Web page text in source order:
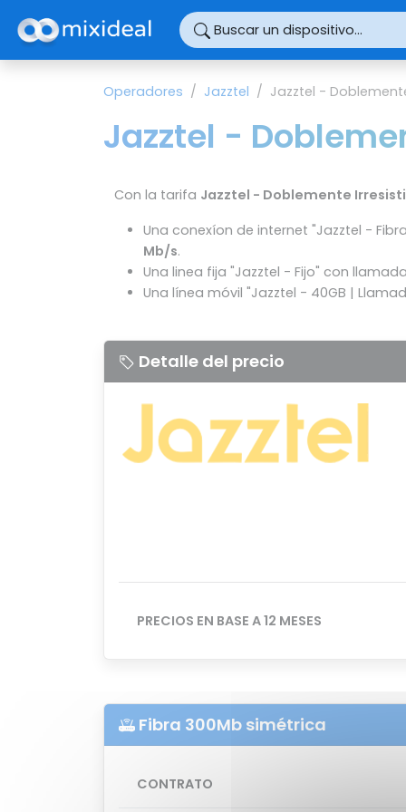
Buscar un dispositivo...
Operadores Jazztel Jazztel -
Jazztel -
Con la tarifa Jazztel - Doblemente
Una conexíon de internet "Jazztel -
Mb/s.
Una linea fija "Jazztel - Fijo" con
Una línea móvil "Jazztel - 40GB |
Detalle del precio
PRECIOS EN BASE A 12 MESES
Fibra 300Mb simétrica
CONTRATO